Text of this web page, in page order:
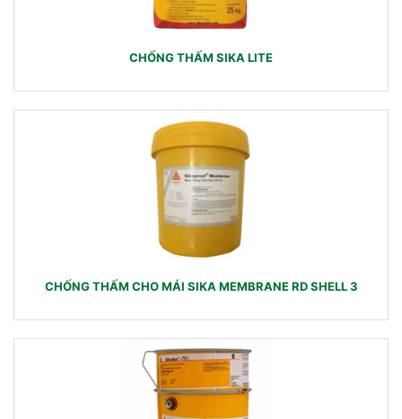
CHỐNG THẤM SIKA LITE
CHỐNG THẤM CHO MÁI SIKA MEMBRANE RD SHELL 3